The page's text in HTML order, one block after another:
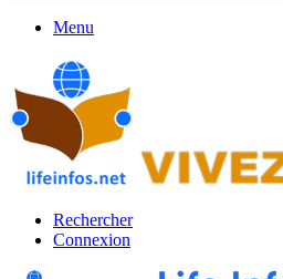
Menu
Rechercher
Connexion